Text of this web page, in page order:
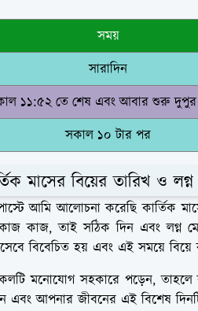
সময়
সারাদিন
১১:৫২ তে শেষ এবং আবার শুরু দুপুর
সকাল ১০ টার পর
মাসের বিয়ের তারিখ ও
আমি আলোচনা করেছি কার্তিক
কাজ, তাই সঠিক দিন এবং লগ্ন
বিবেচিত হয় এবং এই সময়ে
মনোযোগ সহকারে পড়েন, তাহলে
এবং আপনার জীবনের এই বিশেষ